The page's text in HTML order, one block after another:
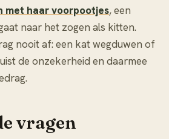
met haar voorpootjes, een
naar het zogen als kitten.
nooit af: een kat wegduwen of
de onzekerheid en daarmee
vragen